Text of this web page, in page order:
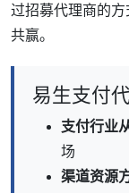
过招募代理商的
共赢。
易生支付
支付行业
场
渠道资源方